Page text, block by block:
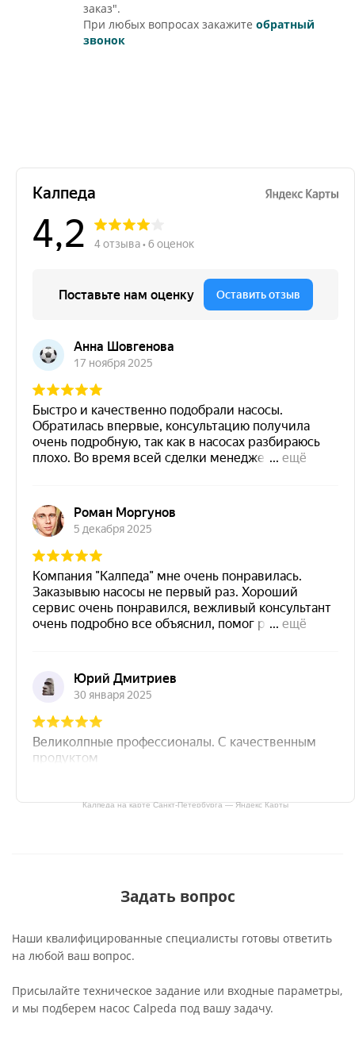
заказ".
При любых вопросах закажите обратный
звонок
Калпеда на карте Санкт‑Петербурга — Яндекс Карты
Задать вопрос
Наши квалифицированные специалисты готовы ответить
на любой ваш вопрос.
Присылайте техническое задание или входные параметры,
и мы подберем насос Calpeda под вашу задачу.